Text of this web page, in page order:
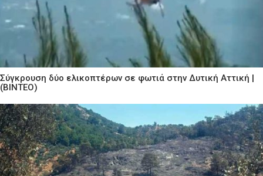
Σύγκρουση δύο ελικοπτέρων σε φωτιά στην Δυτική Αττική |
(ΒΙΝΤΕΟ)